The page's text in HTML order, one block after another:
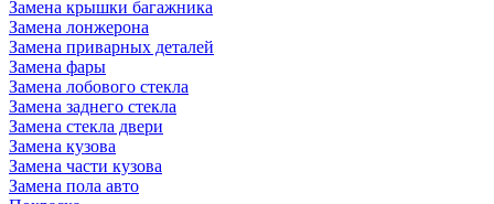
Замена крышки багажника
Замена лонжерона
Замена приварных деталей
Замена фары
Замена лобового стекла
Замена заднего стекла
Замена стекла двери
Замена кузова
Замена части кузова
Замена пола авто